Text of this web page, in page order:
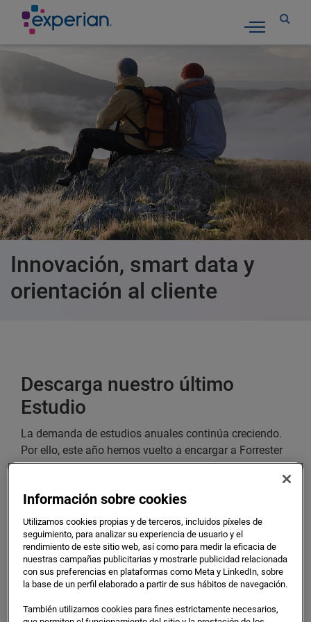
Toggle
Innovación, smart data y
orientación al cliente
Descarga nuestro último
Estudio
La demanda de estudios anuales continúa creciendo.
Por ello, este año hemos vuelto a encargar a Forrester
Consulting el relativo a 2018 sobre Innovación, Smart
participado más de 700 directivos y responsables de
toma de decisiones de las empresas más importantes
de Europa.
No cabe duda de que estamos ante un período
emocionante a la par que desafiante.
Muchos directores de empresas son conscientes de
Información sobre cookies
Utilizamos cookies propias y de terceros, incluidos píxeles de
seguimiento, para analizar su experiencia de usuario y el
rendimiento de este sitio web, así como para medir la eficacia de
nuestras campañas publicitarias y mostrarle publicidad relacionada
con sus preferencias en plataformas como Meta y LinkedIn, sobre
la base de un perfil elaborado a partir de sus hábitos de navegación.
También utilizamos cookies para fines estrictamente necesarios,